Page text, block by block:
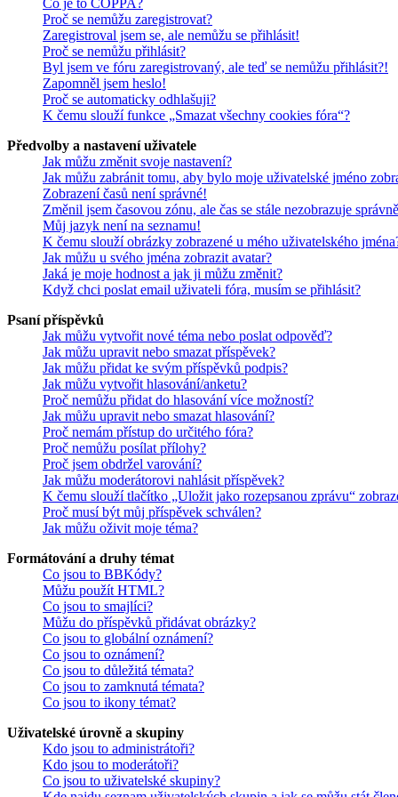
Co je to COPPA?
Proč se nemůžu zaregistrovat?
Zaregistroval jsem se, ale nemůžu se přihlásit!
Proč se nemůžu přihlásit?
Byl jsem ve fóru zaregistrovaný, ale teď se nemůžu přihlásit?!
Zapomněl jsem heslo!
Proč se automaticky odhlašuji?
K čemu slouží funkce „Smazat všechny cookies fóra“?
Předvolby a nastavení uživatele
Jak můžu změnit svoje nastavení?
Jak můžu zabránit tomu, aby bylo moje uživatelské jméno
Zobrazení časů není správné!
Změnil jsem časovou zónu, ale čas se stále nezobrazuje
Můj jazyk není na seznamu!
K čemu slouží obrázky zobrazené u mého uživatelského
Jak můžu u svého jména zobrazit avatar?
Jaká je moje hodnost a jak ji můžu změnit?
Když chci poslat email uživateli fóra, musím se přihlásit?
Psaní příspěvků
Jak můžu vytvořit nové téma nebo poslat odpověď?
Jak můžu upravit nebo smazat příspěvek?
Jak můžu přidat ke svým příspěvků podpis?
Jak můžu vytvořit hlasování/anketu?
Proč nemůžu přidat do hlasování více možností?
Jak můžu upravit nebo smazat hlasování?
Proč nemám přístup do určitého fóra?
Proč nemůžu posílat přílohy?
Proč jsem obdržel varování?
Jak můžu moderátorovi nahlásit příspěvek?
K čemu slouží tlačítko „Uložit jako rozepsanou zprávu“
Proč musí být můj příspěvek schválen?
Jak můžu oživit moje téma?
Formátování a druhy témat
Co jsou to BBKódy?
Můžu použít HTML?
Co jsou to smajlíci?
Můžu do příspěvků přidávat obrázky?
Co jsou to globální oznámení?
Co jsou to oznámení?
Co jsou to důležitá témata?
Co jsou to zamknutá témata?
Co jsou to ikony témat?
Uživatelské úrovně a skupiny
Kdo jsou to administrátoři?
Kdo jsou to moderátoři?
Co jsou to uživatelské skupiny?